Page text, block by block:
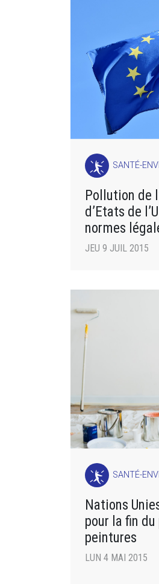
SANTÉ-
Pollution de
d’Etats de
normes
JEU 9 JUIL 2015
SANTÉ-
Nations
pour la fin
peintures
LUN 4 MAI 2015